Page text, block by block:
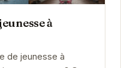
à
de jeunesse à